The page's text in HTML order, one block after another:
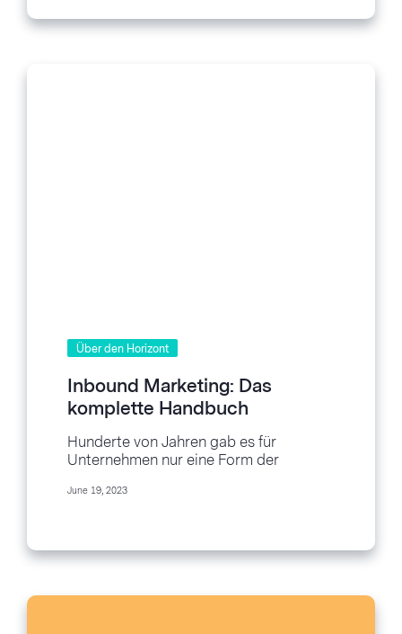
Über den Horizont
Inbound Marketing: Das
komplette Handbuch
Hunderte von Jahren gab es für
Unternehmen nur eine Form der
Marketing oder Werbung. Die Idee war,
June 19, 2023